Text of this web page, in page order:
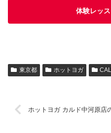
体験レッ
東京都 ホットヨガ
ホットヨガ カルド中河原店